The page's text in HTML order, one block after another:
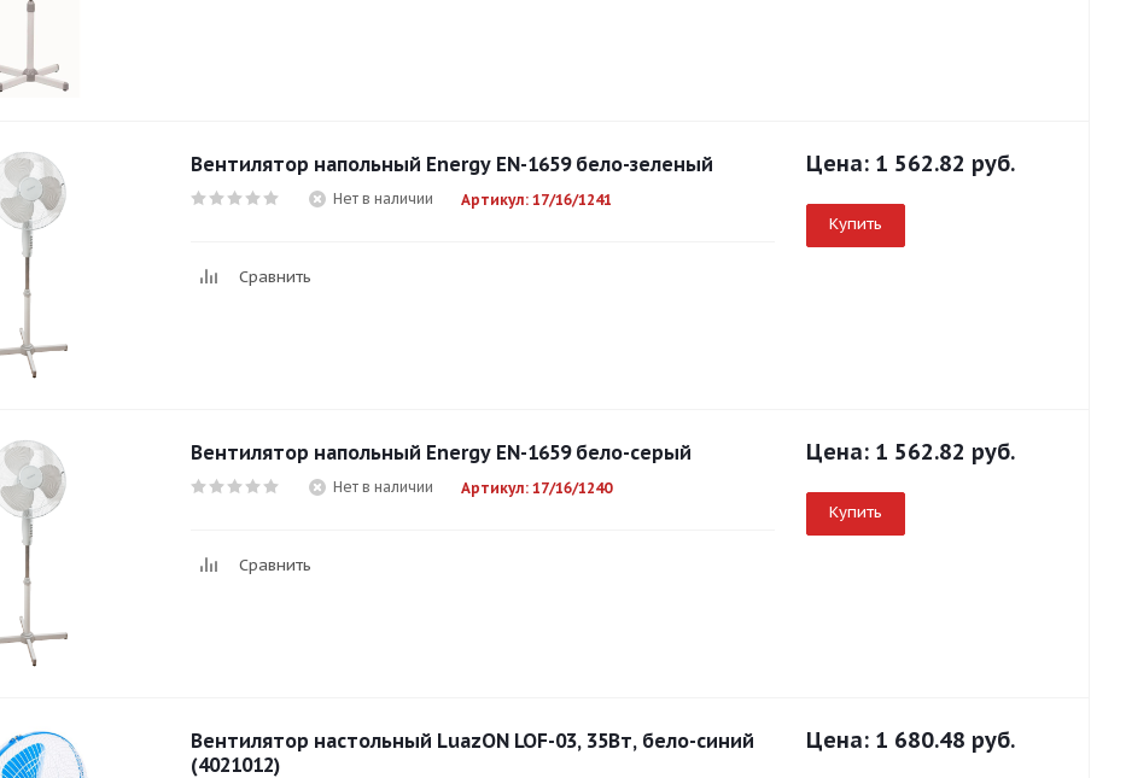
Вентилятор напольный Energy EN-1659 бело-зеленый
Нет в наличии Артикул: 17/16/1241
Сравнить
Цена: 1 562.82 руб.
Купить
Вентилятор напольный Energy EN-1659 бело-серый
Нет в наличии Артикул: 17/16/1240
Сравнить
Цена: 1 562.82 руб.
Купить
Вентилятор настольный LuazON LOF-03, 35Вт, бело-синий
(4021012)
Цена: 1 680.48 руб.